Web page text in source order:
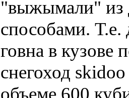
"выжымали" из
способами. Т.е.
говна в кузове
снегоход
объеме 600